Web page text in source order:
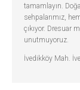
tamamlayın.
sehpalarımız,
çıkıyor. Dresuar
unutmuyoruz.
İvedikköy Mah.